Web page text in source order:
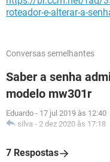
roteador-e-alterar-a-
Conversas semelhantes
Saber a senha
modelo mw301r
Eduardo - 17 jul 2019 às 12:40
silva - 2 dez 2020 às 17:18
7 Respostas